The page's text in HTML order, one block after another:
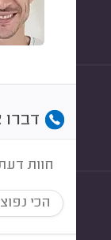
דברו
חוות
הכי